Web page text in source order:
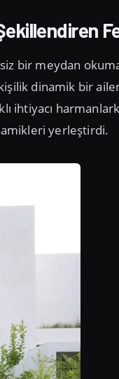
bir meydan
dinamik bir
ihtiyacı
yerleştirdi.